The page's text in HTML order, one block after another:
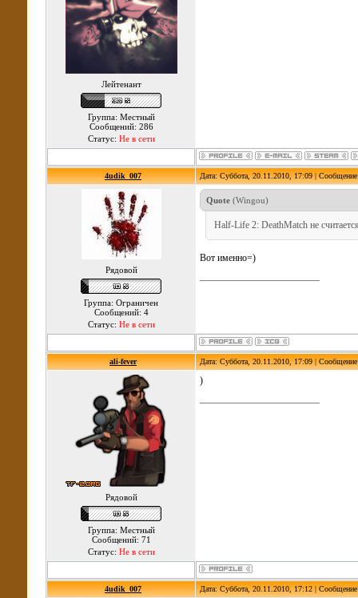
Лейтенант
Группа: Местный
Сообщений: 286
Статус: Не в сети
4udik_007 Дата: Суббота, 20.11.2010, 17:09 |
Рядовой
Группа: Ограничен
Сообщений: 4
Статус: Не в сети
Quote (Wingou)
Half-Life 2: DeathMatch не
Вот именно=)
ali-fever Дата: Суббота, 20.11.2010, 17:09 |
Рядовой
Группа: Местный
Сообщений: 71
Статус: Не в сети
)
4udik_007 Дата: Суббота, 20.11.2010, 17:12 |